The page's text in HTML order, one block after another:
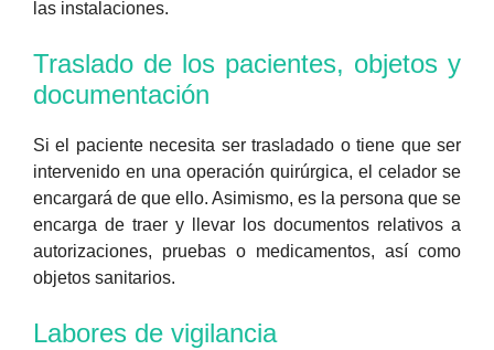
las instalaciones.
Traslado de los pacientes, objetos y
documentación
Si el paciente necesita ser trasladado o tiene que ser
intervenido en una operación quirúrgica, el celador se
encargará de que ello. Asimismo, es la persona que se
encarga de traer y llevar los documentos relativos a
autorizaciones, pruebas o medicamentos, así como
objetos sanitarios.
Labores de vigilancia